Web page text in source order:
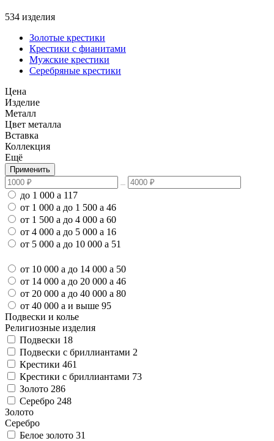
534 изделия
Золотые крестики
Крестики с фианитами
Мужские крестики
Серебряные крестики
Цена
Изделие
Металл
Цвет металла
Вставка
Коллекция
Ещё
Применить
до 1 000 a 117
от 1 000 a до 1 500 a 46
от 1 500 a до 4 000 a 60
от 4 000 a до 5 000 a 16
от 5 000 a до 10 000 a 51
от 10 000 a до 14 000 a 50
от 14 000 a до 20 000 a 46
от 20 000 a до 40 000 a 80
от 40 000 a и выше 95
Подвески и колье
Религиозные изделия
Подвески 18
Подвески с бриллиантами 2
Крестики 461
Крестики с бриллиантами 73
Золото 286
Серебро 248
Золото
Серебро
Белое золото 31